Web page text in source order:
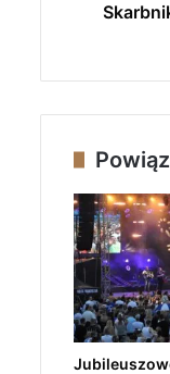
a
r
a
d
o
m
s
z
c
z